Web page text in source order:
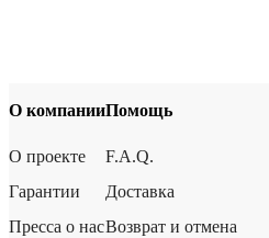
О компании
О проекте
Гарантии
Пресса о нас
Помощь
F.A.Q.
Доставка
Возврат и отмена